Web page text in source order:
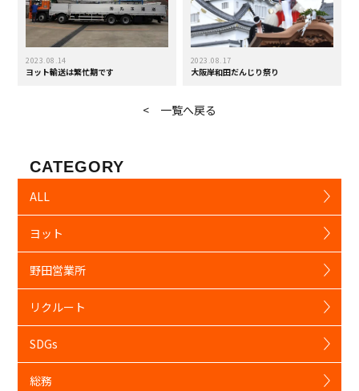
2023.08.14
ヨット輸送は繁忙期です
2023.08.17
大阪岸和田だんじり祭り
< 一覧へ戻る
CATEGORY
ALL
ヨット
野田営業所
リクルート
SDGs
総務